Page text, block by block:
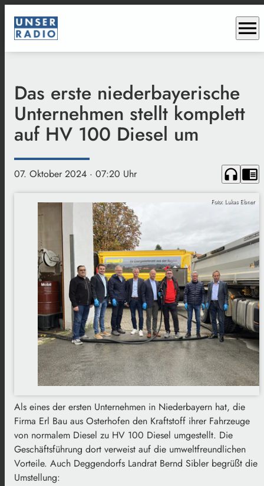
menu
Das erste niederbayerische
Unternehmen stellt komplett
auf HV 100 Diesel um
07. Oktober 2024 · 07:20 Uhr headphones chrome_reader_mode
Foto: Lukas Ebner
Als eines der ersten Unternehmen in Niederbayern hat, die
Firma Erl Bau aus Osterhofen den Kraftstoff ihrer Fahrzeuge
von normalem Diesel zu HV 100 Diesel umgestellt. Die
Geschäftsführung dort verweist auf die umweltfreundlichen
Vorteile. Auch Deggendorfs Landrat Bernd Sibler begrüßt die
Umstellung: